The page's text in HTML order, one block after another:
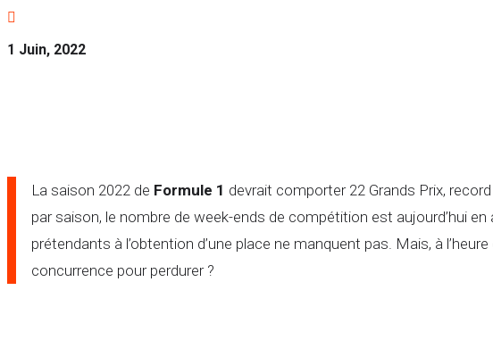

1 Juin, 2022
La saison 2022 de Formule 1 devrait comporter 22 Grands Prix,
par saison, le nombre de week-ends de compétition est aujourd’hui
prétendants à l’obtention d’une place ne manquent pas. Mais, à l’heure
concurrence pour perdurer ?